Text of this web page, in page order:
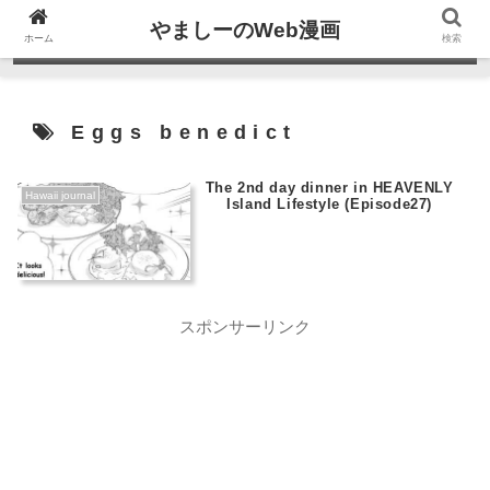
Eggs benedict
Hawaii journal
The 2nd day dinner in HEAVENLY
Island Lifestyle (Episode27)
スポンサーリンク
ホーム やましーのWeb漫画 検索